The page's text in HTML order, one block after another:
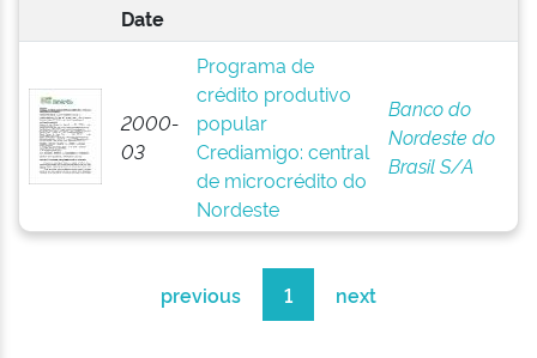
Date
2000-
03
Programa de
crédito produtivo
popular
Crediamigo: central
de microcrédito do
Nordeste
Banco do
Nordeste do
Brasil S/A
previous 1 next